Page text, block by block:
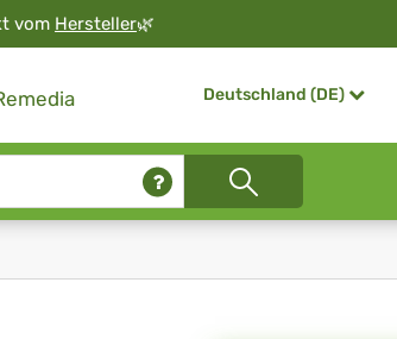
vom Hersteller🌿
Deutschland (DE)